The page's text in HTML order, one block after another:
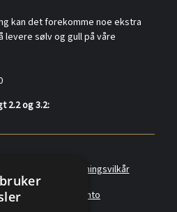
kan det forekomme noe ekstra
sølv og gull på våre
2.2 og 3.2:
Forretningsvilkår
Om oss Metallkonto